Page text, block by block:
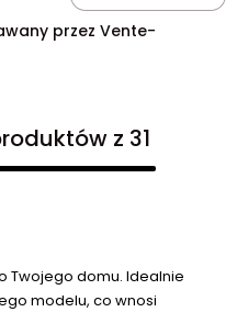
przez Vente-
z 31
Twojego domu. Idealnie
modelu, co wnosi